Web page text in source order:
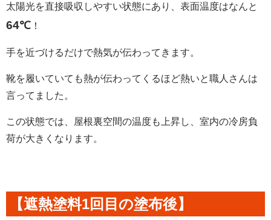
太陽光を直接吸収しやすい状態にあり、表面温度はなんと
64℃ ！
手を近づけるだけで熱気が伝わってきます。
靴を履いていても熱が伝わってくるほど熱いと職人さんは
言ってました。
この状態では、屋根裏空間の温度も上昇し、室内の冷房負
荷が大きくなります。
【遮熱塗料1回目の塗布後】